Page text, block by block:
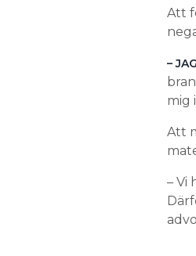
Att
–
mig
Att
– Vi